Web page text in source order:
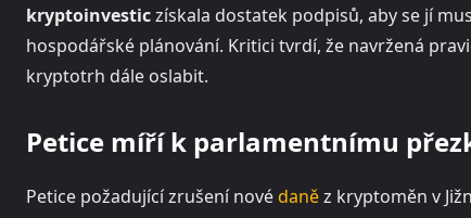
kryptoinvesticzískala dostatek podpisů, aby se jí
hospodářské plánování. Kritici tvrdí, že navržená
kryptotrh dále oslabit.
Petice míří k parlamentnímu
Petice požadující zrušení novédaněz kryptoměn v